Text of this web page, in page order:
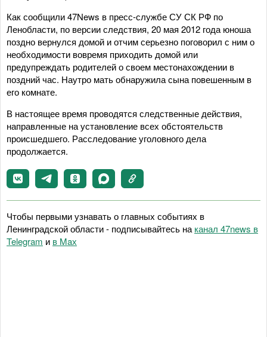
Как сообщили 47News в пресс-службе СУ СК РФ по
Ленобласти, по версии следствия, 20 мая 2012 года юноша
поздно вернулся домой и отчим серьезно поговорил с ним о
необходимости вовремя приходить домой или
предупреждать родителей о своем местонахождении в
поздний час. Наутро мать обнаружила сына повешенным в
его комнате.
В настоящее время проводятся следственные действия,
направленные на установление всех обстоятельств
происшедшего. Расследование уголовного дела
продолжается.
Чтобы первыми узнавать о главных событиях в
Ленинградской области - подписывайтесь на канал 47news в
Telegram и в Maх